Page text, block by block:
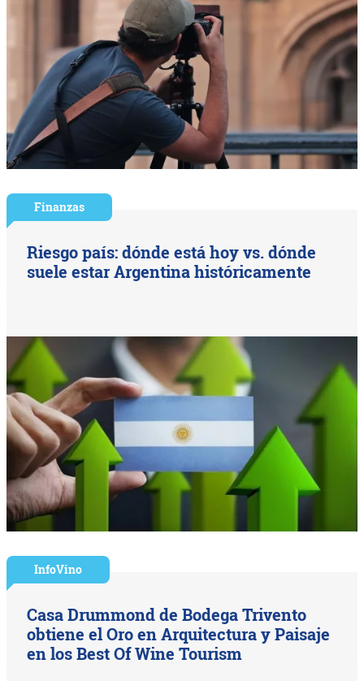
Finanzas
Riesgo país: dónde está hoy vs. dónde
suele estar Argentina históricamente
InfoVino
Casa Drummond de Bodega Trivento
obtiene el Oro en Arquitectura y Paisaje
en los Best Of Wine Tourism